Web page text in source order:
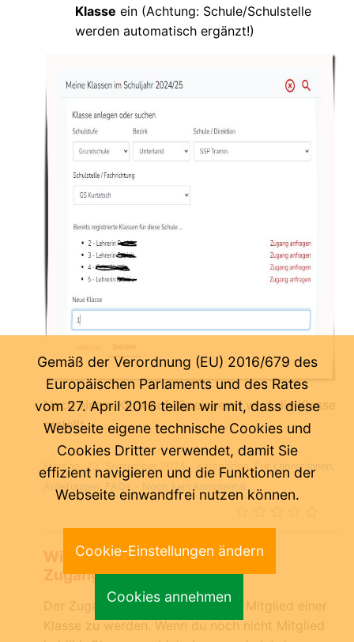
Klasse ein (Achtung: Schule/Schulstelle
werden automatisch ergänzt!)
Nach einem Klick auf "Speichern" wird die Klasse
erstellt.
Montag, 23. September 2024- Kategorien: Für Lehrer:innen
Anleitungen
FAQs Noch kein Kommentar ...
Wie verwende ich den
Zugangsschlüssel?
Der Zugangsschlüssel verhilft dir, Mitglied einer
Klasse zu werden. Wenn du noch nicht Mitglied
Gemäß der Verordnung (EU) 2016/679 des
Europäischen Parlaments und des Rates
vom 27. April 2016 teilen wir mit, dass diese
Webseite eigene technische Cookies und
Cookies Dritter verwendet, damit Sie
effizient navigieren und die Funktionen der
Webseite einwandfrei nutzen können.
Cookie-Einstellungen ändern
Cookies annehmen